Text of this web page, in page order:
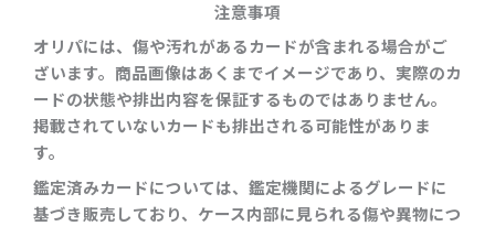
注意事項
オリパには、傷や汚れがあるカードが含まれる場合がご
ざいます。商品画像はあくまでイメージであり、実際のカ
ードの状態や排出内容を保証するものではありません。
掲載されていないカードも排出される可能性がありま
す。
鑑定済みカードについては、鑑定機関によるグレードに
基づき販売しており、ケース内部に見られる傷や異物につ